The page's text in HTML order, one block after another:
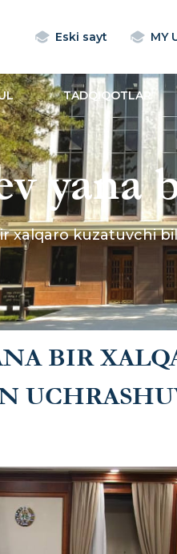
Eski sayt MY
TADQIQOTLAR
xalqaro kuzatuvchi
BIR